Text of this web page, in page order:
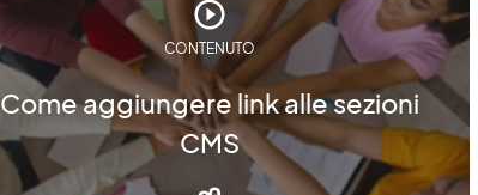
CONTENUTO
Come aggiungere link alle sezioni
CMS